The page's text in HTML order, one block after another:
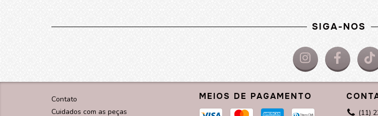
SIGA-NOS
Contato
Cuidados com as peças
MEIOS DE PAGAMENTO
(11)